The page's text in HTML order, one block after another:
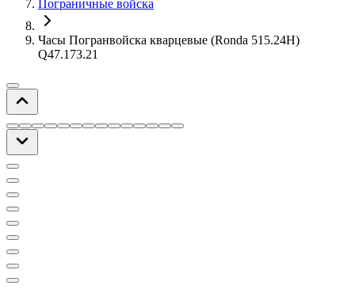
Пограничные войска
Часы Погранвойска кварцевые (Ronda 515.24H)
Q47.173.21